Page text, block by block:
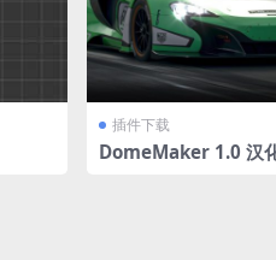
插件下载
DomeMaker 1.0 汉